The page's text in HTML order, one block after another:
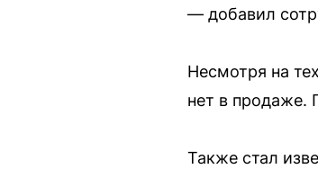
— добавил
Несмотря на
нет в продаже.
Также стал